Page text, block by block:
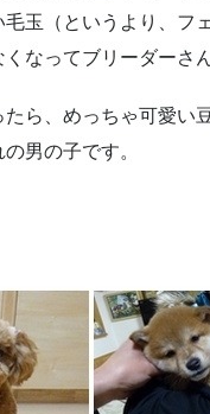
玉（というより、フ
なってブリーダーさ
ら、めっちゃ可愛い
男の子です。